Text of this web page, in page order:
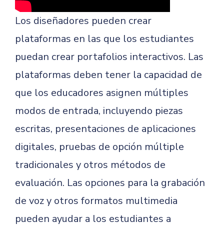
Los diseñadores pueden crear
plataformas en las que los estudiantes
puedan crear portafolios interactivos. Las
plataformas deben tener la capacidad de
que los educadores asignen múltiples
modos de entrada, incluyendo piezas
escritas, presentaciones de aplicaciones
digitales, pruebas de opción múltiple
tradicionales y otros métodos de
evaluación. Las opciones para la grabación
de voz y otros formatos multimedia
pueden ayudar a los estudiantes a